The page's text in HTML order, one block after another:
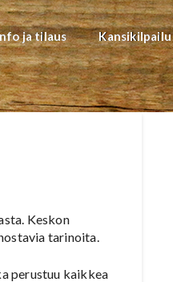
ja tilaus Kansikilpailu
Keskon
tarinoita.
perustuu kaikkea